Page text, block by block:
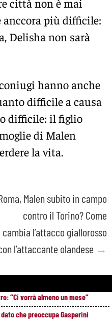
città non è mai
anccora più difficile:
Delisha non sarà
hanno anche
difficile a causa
difficile: il figlio
di Malen
la vita.
Malen subito in campo
contro il Torino? Come
cambia l’attacco giallorosso
l’attaccante olandese →
“Ci vorrà almeno un mese”
che preoccupa Gasperini